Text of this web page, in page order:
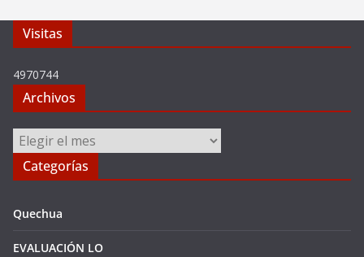
Visitas
4970744
Archivos
Archivos
Categorías
Quechua
EVALUACIÓN LO